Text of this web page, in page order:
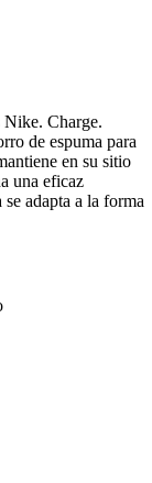
Nike. Charge.
de espuma para
en su sitio
una eficaz
adapta a la forma